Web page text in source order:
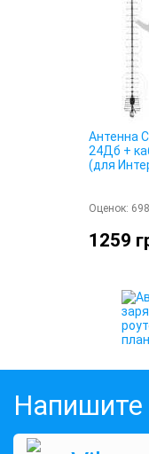
Антенна
24Дб +
(для
Оценок: 698
1259
Напишите